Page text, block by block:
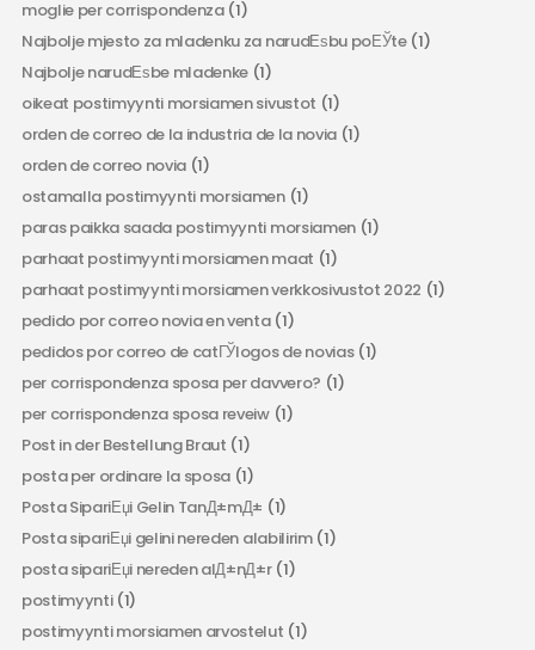
moglie per corrispondenza(1)
Najbolje mjesto za mladenku za narudЕѕbu poЕЎte(1)
Najbolje narudЕѕbe mladenke (1)
oikeat postimyynti morsiamen sivustot (1)
orden de correo de la industria de la novia(1)
orden de correo novia (1)
ostamalla postimyynti morsiamen(1)
paras paikka saada postimyynti morsiamen(1)
parhaat postimyynti morsiamen maat (1)
parhaat postimyynti morsiamen verkkosivustot 2022 (1)
pedido por correo novia en venta(1)
pedidos por correo de catГЎlogos de novias(1)
per corrispondenza sposa per davvero? (1)
per corrispondenza sposa reveiw(1)
Post in der Bestellung Braut (1)
posta per ordinare la sposa (1)
Posta SipariЕџi Gelin TanД±mД± (1)
Posta sipariЕџi gelini nereden alabilirim(1)
posta sipariЕџi nereden alД±nД±r(1)
postimyynti(1)
postimyynti morsiamen arvostelut (1)